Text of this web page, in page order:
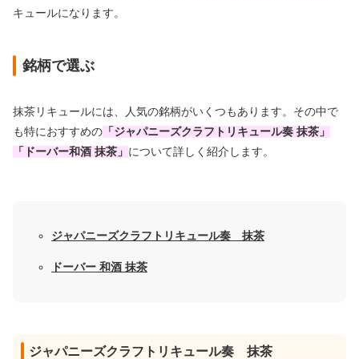
キュールになります。
銘柄で選ぶ
抹茶リキュールには、人気の銘柄がいくつもあります。その中で
も特におすすめの 「ジャパニーズクラフトリキュール奏 抹茶」
「ドーバー和酒 抹茶」 について詳しく紹介します。
ジャパニーズクラフトリキュール奏 抹茶
ドーバー 和酒 抹茶
ジャパニーズクラフトリキュール奏 抹茶